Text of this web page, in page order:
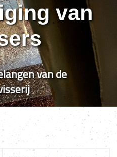
van
van de